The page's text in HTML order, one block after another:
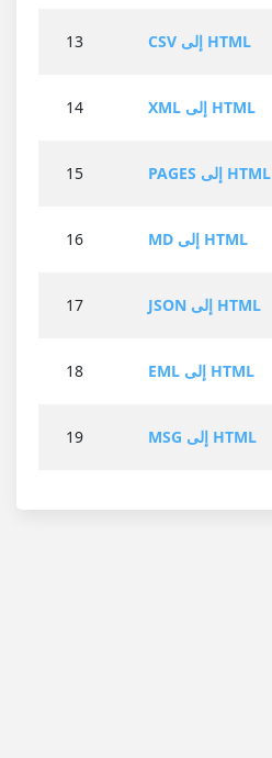
13 CSV إلى HTML
14 XML إلى HTML
15 PAGES إلى HTML
16 MD إلى HTML
17 JSON إلى HTML
18 EML إلى HTML
19 MSG إلى HTML